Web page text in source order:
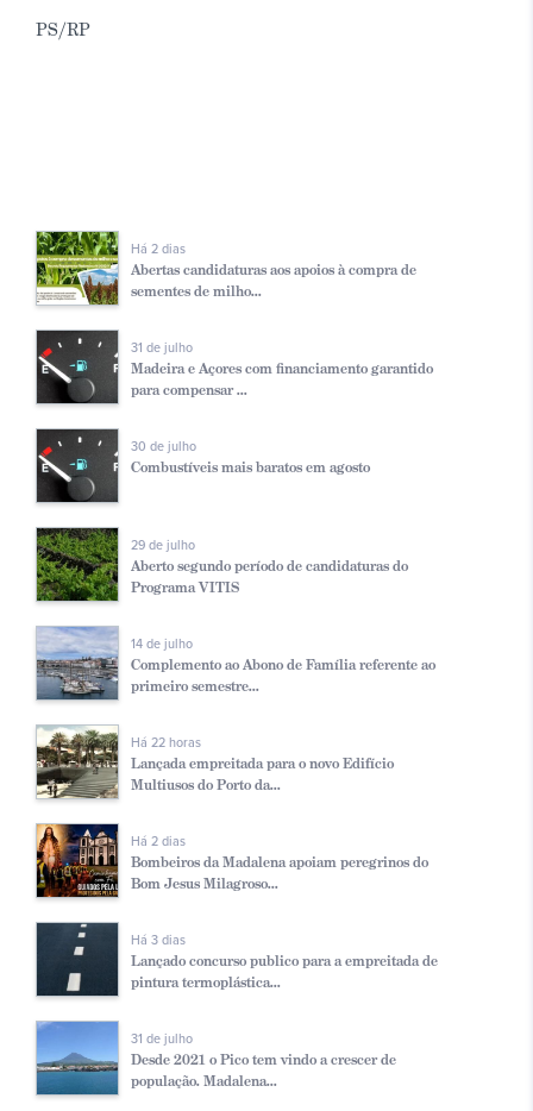
PS/RP
Há 2 dias
Abertas candidaturas aos apoios à compra de
sementes de milho...
31 de julho
Madeira e Açores com financiamento garantido
para compensar ...
30 de julho
Combustíveis mais baratos em agosto
29 de julho
Aberto segundo período de candidaturas do
Programa VITIS
14 de julho
Complemento ao Abono de Família referente ao
primeiro semestre...
Há 22 horas
Lançada empreitada para o novo Edifício
Multiusos do Porto da...
Há 2 dias
Bombeiros da Madalena apoiam peregrinos do
Bom Jesus Milagroso...
Há 3 dias
Lançado concurso publico para a empreitada de
pintura termoplástica...
31 de julho
Desde 2021 o Pico tem vindo a crescer de
população. Madalena...